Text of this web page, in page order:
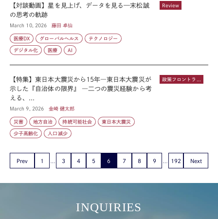
Review
【対談動画】星を見上げ、データを見る—末松誠
の思考の軌跡
March 10, 2026 藤田 卓仙
医療DX グローバルヘルス テクノロジー
デジタル化 医療 AI
政策フロントライン
【特集】東日本大震災から15年―東日本大震災が
示した『自治体の限界』 ―二つの震災経験から考
える、...
March 9, 2026 金崎 健太郎
災害 地方自治 持続可能社会 東日本大震災
少子高齢化 人口減少
Prev 1 3 4 5 6 7 8 9 192 Next
INQUIRIES